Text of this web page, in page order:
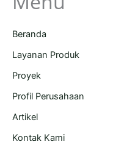
Beranda
Layanan Produk
Proyek
Profil Perusahaan
Artikel
Kontak Kami